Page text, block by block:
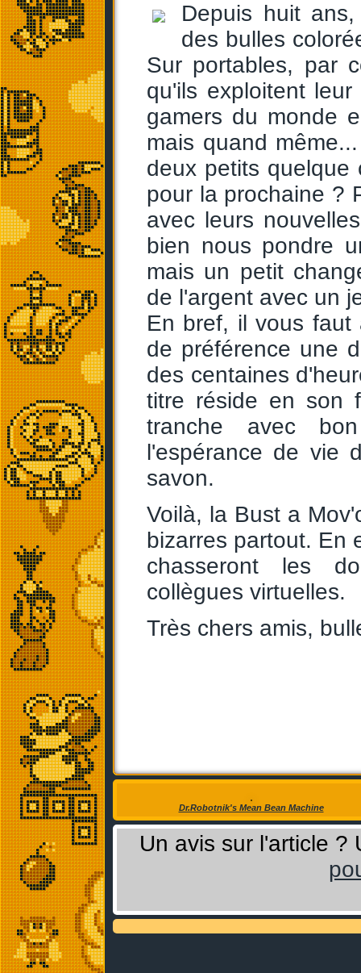
Depuis huit
des bulles
Sur portables, par
qu'ils exploitent
gamers du monde
mais quand
deux petits
pour la prochaine ?
avec leurs
bien nous pondre
mais un petit
de l'argent avec un
En bref, il vous
de préférence une
des centaines
titre réside en son
tranche avec
l'espérance de vie
savon.
Voilà, la Bust a
bizarres partout. En
chasseront les
collègues virtuelles.
Très chers amis,
Dr.Robotnik's Mean Bean Machine
Un avis sur l'article